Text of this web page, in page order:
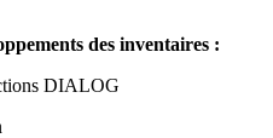
des inventaires :
DIALOG